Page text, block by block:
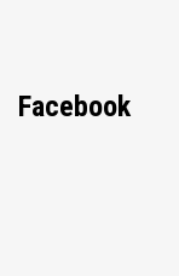
Facebook